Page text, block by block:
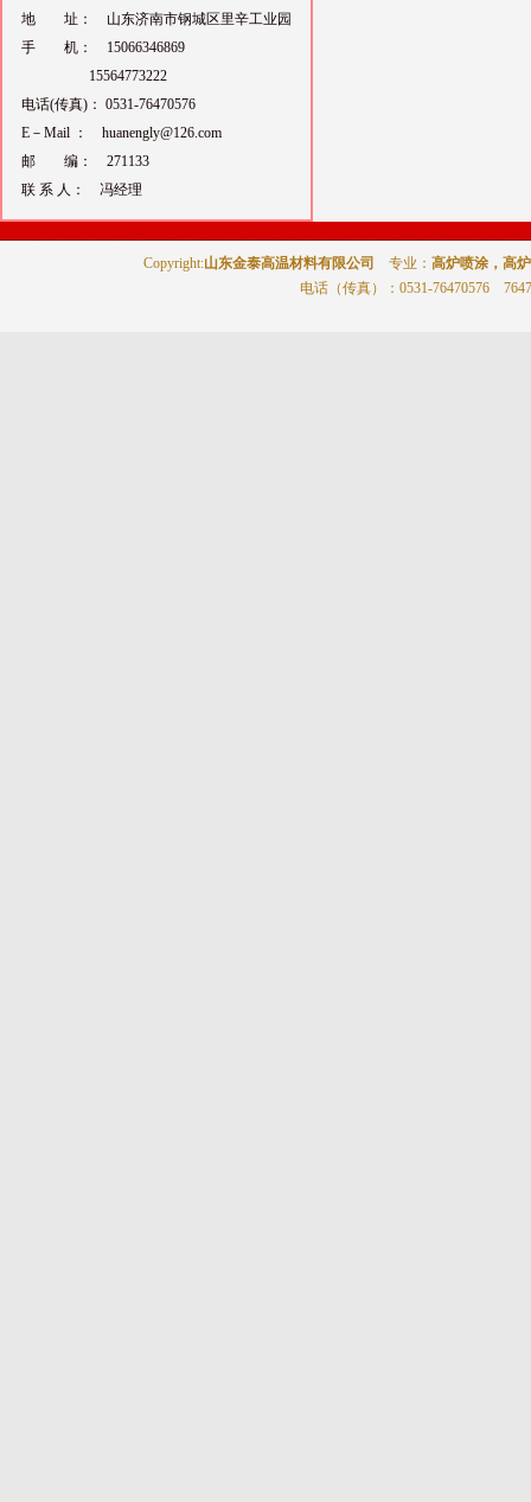
地 址： 山东济南市钢城区里辛工业园
手 机： 15066346869
15564773222
电话(传真)： 0531-76470576
E－Mail ： huanengly@126.com
邮 编： 271133
联 系 人： 冯经理
Copyright:山东金泰高温材料有限公司 专业： 高炉喷涂，高
电话（传真）
：0531-76470576